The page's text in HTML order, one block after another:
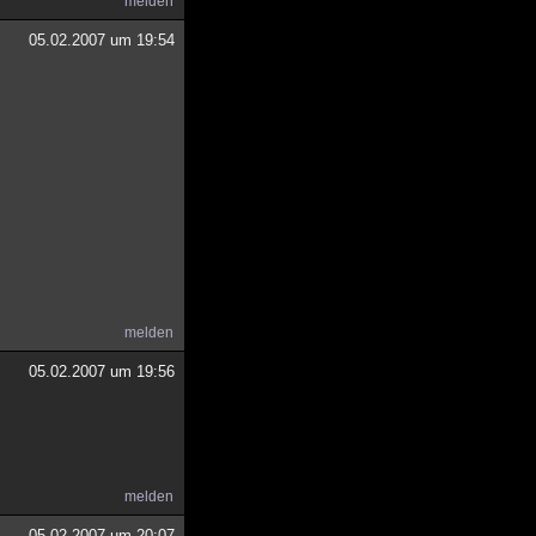
05.02.2007 um 19:54
melden
05.02.2007 um 19:56
melden